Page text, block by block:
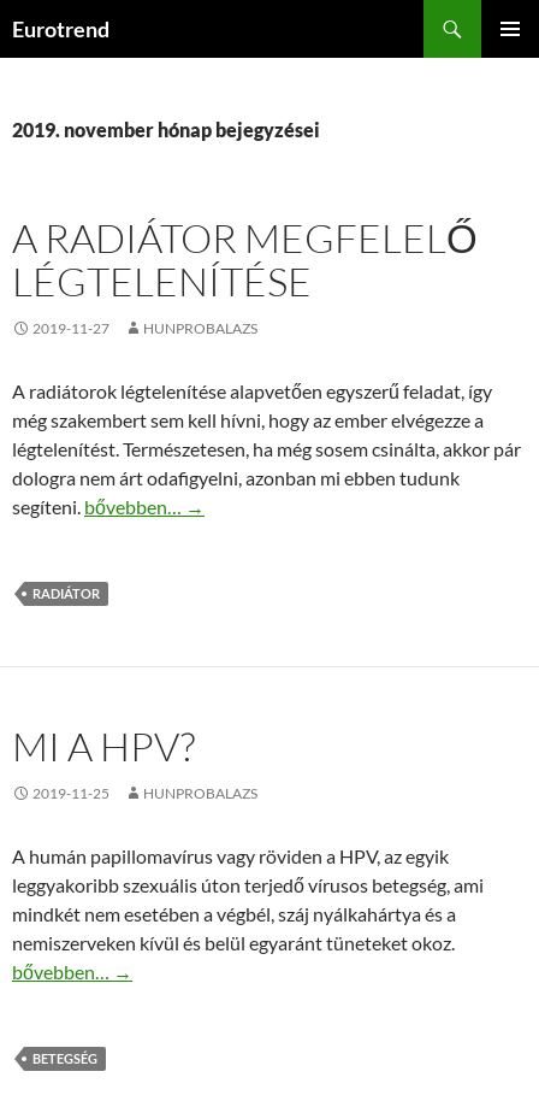
Eurotrend
2019. november hónap bejegyzései
A RADIÁTOR MEGFELELŐ
LÉGTELENÍTÉSE
2019-11-27 HUNPROBALAZS
A radiátorok légtelenítése alapvetően egyszerű feladat, így
még szakembert sem kell hívni, hogy az ember elvégezze a
légtelenítést. Természetesen, ha még sosem csinálta, akkor pár
dologra nem árt odafigyelni, azonban mi ebben tudunk
segíteni. A radiátor megfelelő légtelenítése
bővebben… →
RADIÁTOR
MI A HPV?
2019-11-25 HUNPROBALAZS
A humán papillomavírus vagy röviden a HPV, az egyik
leggyakoribb szexuális úton terjedő vírusos betegség, ami
mindkét nem esetében a végbél, száj nyálkahártya és a
nemiszerveken kívül és belül egyaránt tüneteket okoz.
Mi a HPV?
bővebben… →
BETEGSÉG